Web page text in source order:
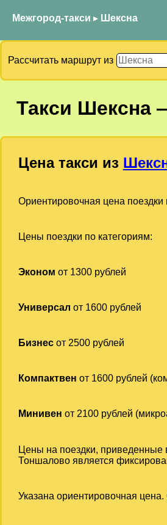
Межгород-такси ▸ Шексна
Рассчитать маршрут из
Такси Шексна
Цена такси из
Ориентировочная цена
Цены поездки по категориям:
Эконом от 1300 рублей
Универсал от 1600 рублей
Бизнесот 2500 рублей
Компактвен от 1600 рублей
Минивен от 2100 рублей
Цены на поездки, приведенные
Тоншалово является
Указана ориентировочная